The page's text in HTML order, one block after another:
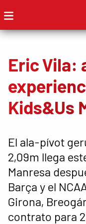
Eric Vila:
Kids&Us
El ala-pívot
2,09m llega
Manresa
Barça y el
Girona,
contrato para